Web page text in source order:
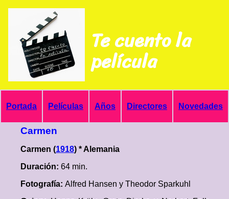
Te cuento la
película
Portada Películas Años Directores Novedades
Carmen
Carmen (1918) * Alemania
Duración: 64 min.
Fotografía: Alfred Hansen y Theodor Sparkuhl